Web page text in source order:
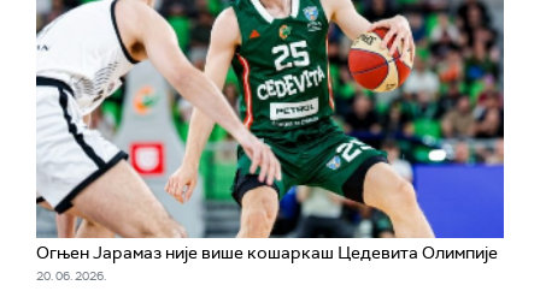
Огњен Јарамаз није више кошаркаш Цедевита Олимпије
20. 06. 2026.